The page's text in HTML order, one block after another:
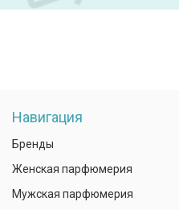
Навигация
Бренды
Женская парфюмерия
Мужская парфюмерия